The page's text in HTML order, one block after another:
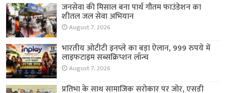
जनसेवा की मिसाल बना पार्थ गौतम फाउंडेशन का
शीतल जल सेवा अभियान
August 7, 2026
भारतीय ओटीटी इनप्ले का बड़ा ऐलान, 999 रुपये में
लाइफटाइम सब्सक्रिप्शन लॉन्च
August 7, 2026
प्रतिभा के साथ सामाजिक सरोकार पर जोर, एसडी